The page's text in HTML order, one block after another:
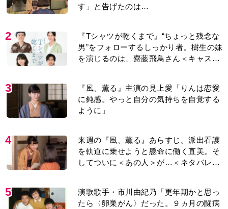
す」と告げたのは…
2
『Tシャツが乾くまで』“ちょっと残念な
男”をフォローするしっかり者。樹生の妹
を演じるのは、齋藤飛鳥さん＜キャスト
3
『風、薫る』主演の見上愛「りんは恋愛
に鈍感。やっと自分の気持ちを自覚する
ように」
4
来週の『風、薫る』あらすじ。派出看護
を軌道に乗せようと懸命に働く直美。そ
してついに＜あの人＞が…＜ネタバレあ
5
演歌歌手・市川由紀乃「更年期かと思っ
たら〈卵巣がん〉だった。９ヵ月の闘病